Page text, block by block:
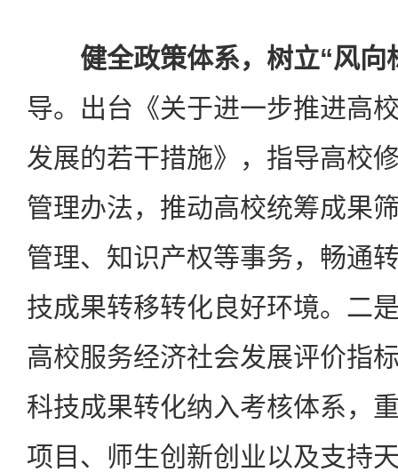
健全政策体系，树立“风向
导。出台《关于进一步推进高
发展的若干措施》，指导高校
管理办法，推动高校统筹成果
管理、知识产权等事务，畅通
技成果转移转化良好环境。二
高校服务经济社会发展评价指
科技成果转化纳入考核体系，
项目、师生创新创业以及支持